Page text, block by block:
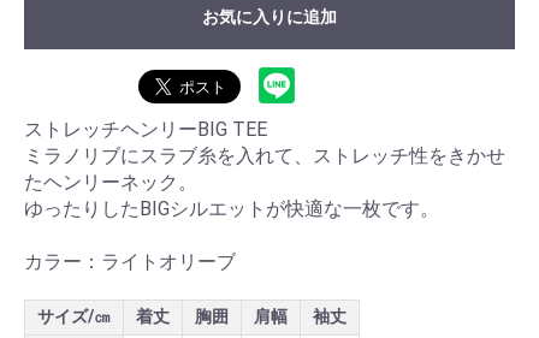
お気に入りに追加
ストレッチヘンリーBIG TEE
ミラノリブにスラブ糸を入れて、ストレッチ性をきかせ
たヘンリーネック。
ゆったりしたBIGシルエットが快適な一枚です。
カラー：ライトオリーブ
サイズ/㎝ 着丈 胸囲 肩幅
袖丈